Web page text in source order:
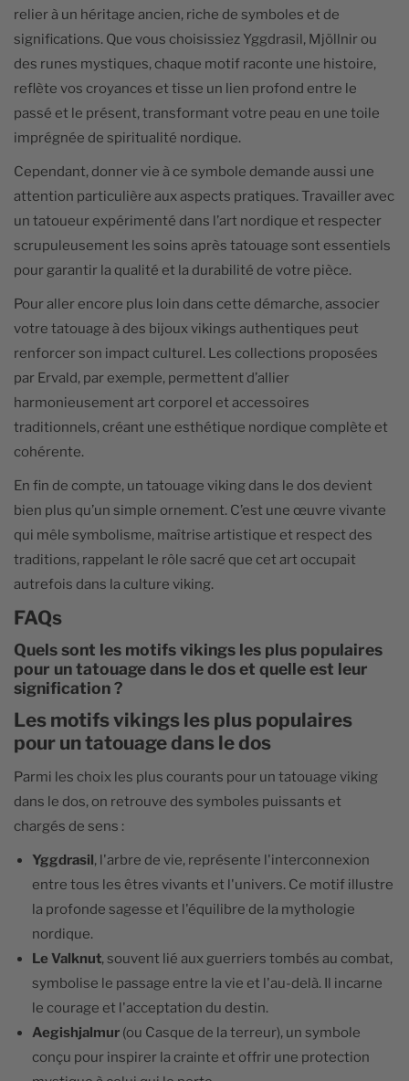
relier à un héritage ancien, riche de symboles et de
significations. Que vous choisissiez Yggdrasil, Mjöllnir ou
des runes mystiques, chaque motif raconte une histoire,
reflète vos croyances et tisse un lien profond entre le
passé et le présent, transformant votre peau en une toile
imprégnée de spiritualité nordique.
Cependant, donner vie à ce symbole demande aussi une
attention particulière aux aspects pratiques. Travailler avec
un tatoueur expérimenté dans l’art nordique et respecter
scrupuleusement les soins après tatouage sont essentiels
pour garantir la qualité et la durabilité de votre pièce.
Pour aller encore plus loin dans cette démarche, associer
votre tatouage à des bijoux vikings authentiques peut
renforcer son impact culturel. Les collections proposées
par Ervald, par exemple, permettent d’allier
harmonieusement art corporel et accessoires
traditionnels, créant une esthétique nordique complète et
cohérente.
En fin de compte, un tatouage viking dans le dos devient
bien plus qu’un simple ornement. C’est une œuvre vivante
qui mêle symbolisme, maîtrise artistique et respect des
traditions, rappelant le rôle sacré que cet art occupait
autrefois dans la culture viking.
FAQs
Quels sont les motifs vikings les plus populaires
pour un tatouage dans le dos et quelle est leur
signification ?
Les motifs vikings les plus populaires
pour un tatouage dans le dos
Parmi les choix les plus courants pour un tatouage viking
dans le dos, on retrouve des symboles puissants et
chargés de sens :
Yggdrasil , l'arbre de vie, représente l'interconnexion
entre tous les êtres vivants et l'univers. Ce motif illustre
la profonde sagesse et l'équilibre de la mythologie
nordique.
Le Valknut, souvent lié aux guerriers tombés au combat,
symbolise le passage entre la vie et l'au-delà. Il incarne
le courage et l'acceptation du destin.
Aegishjalmur (ou Casque de la terreur), un symbole
conçu pour inspirer la crainte et offrir une protection